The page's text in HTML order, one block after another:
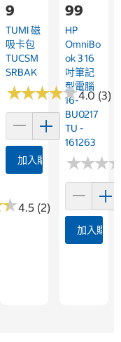
★
★4.5 (2)
9
TUMI 磁
吸卡包
TUCSM
SRBAK
★★★★★
★★★★★4.0 (3)
加入購物車
99
HP
OmniBo
Ok 3 16
吋筆記
型電腦
16-
BU0217
TU -
161263
★★★
★★★
加入購物